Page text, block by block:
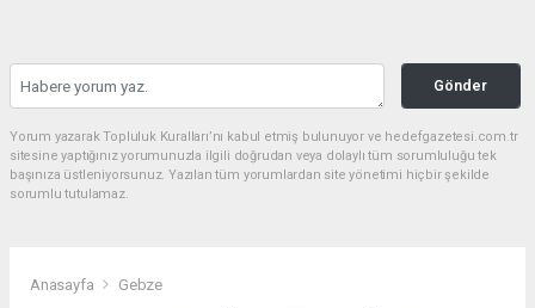
Gönder
Yorum yazarak Topluluk Kuralları’nı kabul etmiş bulunuyor ve hedefgazetesi.com.tr
sitesine yaptığınız yorumunuzla ilgili doğrudan veya dolaylı tüm sorumluluğu tek
başınıza üstleniyorsunuz. Yazılan tüm yorumlardan site yönetimi hiçbir şekilde
sorumlu tutulamaz.
Anasayfa Gebze